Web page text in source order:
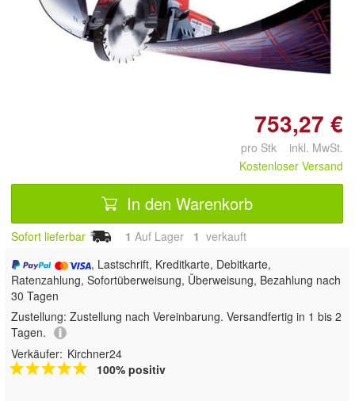
Doppelt antippen zum
vergrößern
753,27 €
pro Stk inkl. MwSt.
Kostenloser Versand
In den Warenkorb
Sofort lieferbar 1 Auf Lager 1 verkauft
, Lastschrift, Kreditkarte, Debitkarte,
Ratenzahlung, Sofortüberweisung, Überweisung, Bezahlung nach
30 Tagen
Zustellung: Zustellung nach Vereinbarung. Versandfertig in 1 bis 2
Tagen.
Verkäufer: Kirchner24
100% positiv